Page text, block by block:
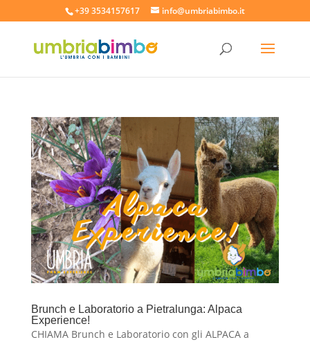
+39 3534157617 info@umbriabimbo.it
Brunch e Laboratorio a Pietralunga: Alpaca
Experience!
CHIAMA Brunch e Laboratorio con gli ALPACA a